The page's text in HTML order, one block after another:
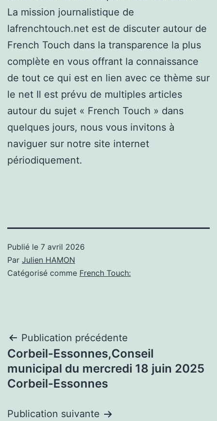
La mission journalistique de
lafrenchtouch.net est de discuter autour de
French Touch dans la transparence la plus
complète en vous offrant la connaissance
de tout ce qui est en lien avec ce thème sur
le net Il est prévu de multiples articles
autour du sujet « French Touch » dans
quelques jours, nous vous invitons à
naviguer sur notre site internet
périodiquement.
Publié le 7 avril 2026
Par Julien HAMON
Catégorisé comme French Touch:
Navigation
de
l’article
Publication précédente
Corbeil-Essonnes,Conseil
municipal du mercredi 18 juin 2025
Corbeil-Essonnes
Publication suivante